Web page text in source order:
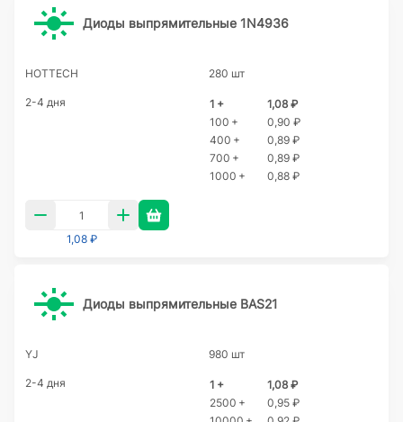
Диоды выпрямительные 1N4936
HOTTECH 280 шт
2-4 дня 1 +
1,08 ₽
100 +
0,90 ₽
400 +
0,89 ₽
700 +
0,89 ₽
1000 +
0,88 ₽
1,08 ₽
Диоды выпрямительные BAS21
YJ 980 шт
2-4 дня 1 +
1,08 ₽
2500 +
0,95 ₽